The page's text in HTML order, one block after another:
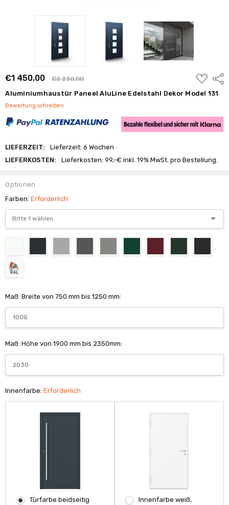
€1 450,00 €2 230,00
ZUR
Aluminiumhaustür Paneel AluLine Edelstahl Dekor Model 131
Bewertung schreiben
LIEFERZEIT:
Lieferzeit: 6 Wochen
LIEFERKOSTEN:
Lieferkosten: 99,-€ inkl. 19% MwSt. pro Bestellung.
Optionen
Farben:Erforderlich
Maß: Breite von 750 mm bis 1250 mm:
Maß: Höhe von 1900 mm bis 2350mm:
Innenfarbe:Erforderlich
Türfarbe beidseitig
Innenfarbe weiß,